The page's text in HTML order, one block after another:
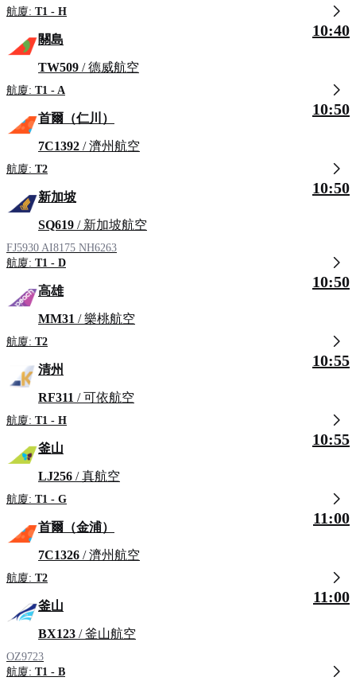
航廈: T1 - H
關島
TW509 / 德威航空
航廈: T1 - A
10:40
首爾（仁川）
7C1392 / 濟州航空
航廈: T2
10:50
新加坡
SQ619 / 新加坡航空
FJ5930 AI8175 NH6263
航廈: T1 - D
10:50
高雄
MM31 / 樂桃航空
航廈: T2
10:50
清州
RF311 / 可依航空
航廈: T1 - H
10:55
釜山
LJ256 / 真航空
航廈: T1 - G
10:55
首爾（金浦）
7C1326 / 濟州航空
航廈: T2
11:00
釜山
BX123 / 釜山航空
OZ9723
航廈: T1 - B
11:00